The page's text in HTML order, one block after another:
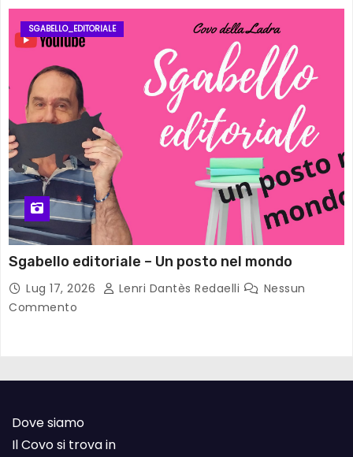
SGABELLO_EDITORIALE
Sgabello editoriale – Un posto nel mondo
Lug 17, 2026 Lenri Dantès Redaelli
Nessun
Commento
Dove siamo
Il Covo si trova in